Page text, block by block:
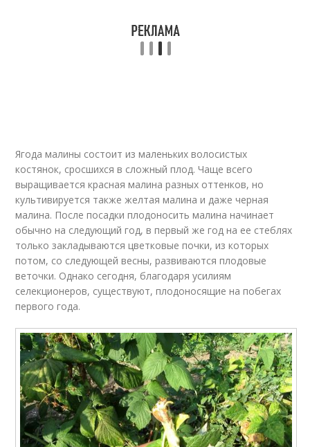
Ягода малины состоит из маленьких волосистых
костянок, сросшихся в сложный плод. Чаще всего
выращивается красная малина разных оттенков, но
культивируется также желтая малина и даже черная
малина. После посадки плодоносить малина начинает
обычно на следующий год, в первый же год на ее стеблях
только закладываются цветковые почки, из которых
потом, со следующей весны, развиваются плодовые
веточки. Однако сегодня, благодаря усилиям
селекционеров, существуют, плодоносящие на побегах
первого года.